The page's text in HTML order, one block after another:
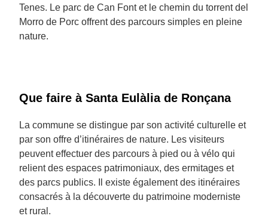
Tenes. Le parc de Can Font et le chemin du torrent del
Morro de Porc offrent des parcours simples en pleine
nature.
Que faire à Santa Eulàlia de Ronçana
La commune se distingue par son activité culturelle et
par son offre d’itinéraires de nature. Les visiteurs
peuvent effectuer des parcours à pied ou à vélo qui
relient des espaces patrimoniaux, des ermitages et
des parcs publics. Il existe également des itinéraires
consacrés à la découverte du patrimoine moderniste
et rural.